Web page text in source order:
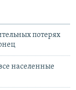
потерях
населенные